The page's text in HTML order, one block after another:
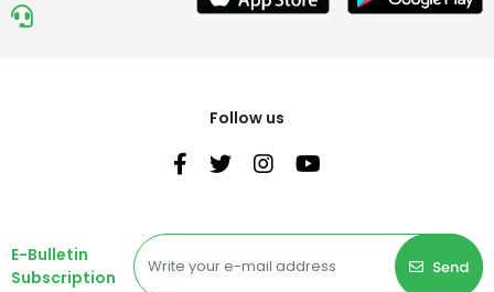
Follow us
E-Bulletin
Subscription
Send